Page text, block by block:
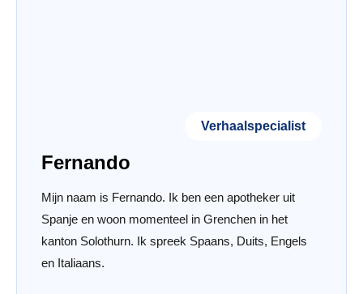
Verhaalspecialist
Fernando
Mijn naam is Fernando. Ik ben een apotheker uit
Spanje en woon momenteel in Grenchen in het
kanton Solothurn. Ik spreek Spaans, Duits, Engels
en Italiaans.